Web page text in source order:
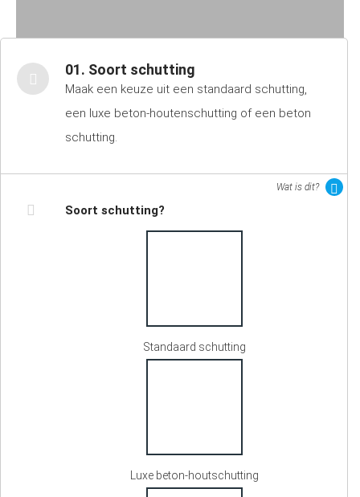
01. Soort schutting
Maak een keuze uit een standaard schutting,
een luxe beton-houtenschutting of een beton
schutting.
Wat is dit?
Soort schutting?
Standaard schutting
Luxe beton-houtschutting